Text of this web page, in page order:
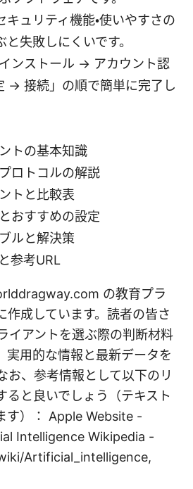
キュリティ機能・使いやすさの
失敗しにくいです。
ンストール → アカウント認
→ 接続」の順で簡単に完了し
トの基本知識
ロトコルの解説
トと比較表
おすすめの設定
ルと解決策
参考URL
の教育プラ
作成しています。読者の皆さ
イアントを選ぶ際の判断材料
実用的な情報と最新データを
お、参考情報として以下のリ
ると良いでしょう（テキスト
す）： Apple Website -
Intelligence Wikipedia -
Artificial_intelligence,